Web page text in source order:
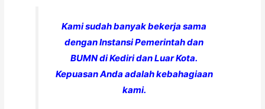
Kami sudah banyak bekerja sama
dengan Instansi Pemerintah dan
BUMN di Kediri dan Luar Kota.
Kepuasan Anda adalah kebahagiaan
kami.